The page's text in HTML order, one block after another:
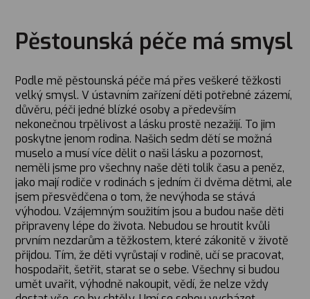
Pěstounská péče má smysl
Podle mě pěstounská péče má přes veškeré těžkosti
velký smysl. V ústavním zařízení děti potřebné zázemí,
důvěru, péči jedné blízké osoby a především
nekonečnou trpělivost a lásku prostě nezažijí. To jim
poskytne jenom rodina. Našich sedm dětí se možná
muselo a musí více dělit o naši lásku a pozornost,
neměli jsme pro všechny naše děti tolik času a peněz,
jako mají rodiče v rodinách s jedním či dvěma dětmi, ale
jsem přesvědčena o tom, že nevýhoda se stává
výhodou. Vzájemným soužitím jsou a budou naše děti
připraveny lépe do života. Nebudou se hroutit kvůli
prvním nezdarům a těžkostem, které zákonitě v životě
přijdou. Tím, že děti vyrůstají v rodině, učí se pracovat,
hospodařit, šetřit, starat se o sebe. Všechny si budou
umět uvařit, výhodně nakoupit, vědí, že nelze vždy